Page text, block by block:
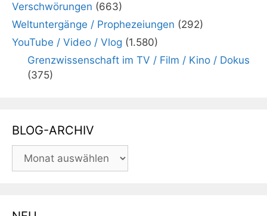
Verschwörungen (663)
Weltuntergänge / Prophezeiungen (292)
YouTube / Video / Vlog (1.580)
Grenzwissenschaft im TV / Film / Kino / Dokus
(375)
BLOG-ARCHIV
BLOG-